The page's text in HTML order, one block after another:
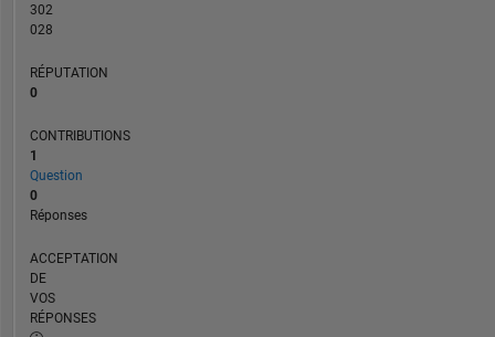
302
028
RÉPUTATION
0
CONTRIBUTIONS
1
Question
0
Réponses
ACCEPTATION
DE
VOS
RÉPONSES